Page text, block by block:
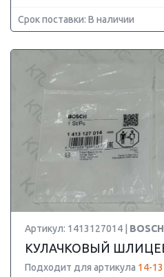
Срок поставки: В наличии
Артикул: 1413127014 | BOSCH
КУЛАЧКОВЫЙ
Подходит для артикула 14-